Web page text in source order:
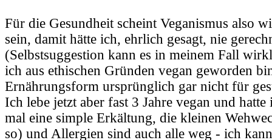
Für die Gesundheit scheint Veganismus also
sein, damit hätte ich, ehrlich gesagt, nie
(Selbstsuggestion kann es in meinem Fall
ich aus ethischen Gründen vegan geworden
Ernährungsform ursprünglich gar nicht für
Ich lebe jetzt aber fast 3 Jahre vegan und
mal eine simple Erkältung, die kleinen
so) und Allergien sind auch alle weg - ich